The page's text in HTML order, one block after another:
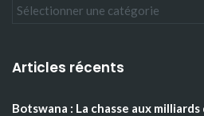
Articles récents
Botswana : La chasse aux